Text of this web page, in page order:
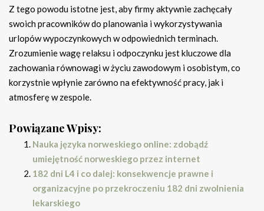
Z tego powodu istotne jest, aby firmy aktywnie zachęcały
swoich pracowników do planowania i wykorzystywania
urlopów wypoczynkowych w odpowiednich terminach.
Zrozumienie wagę relaksu i odpoczynku jest kluczowe dla
zachowania równowagi w życiu zawodowym i osobistym, co
korzystnie wpłynie zarówno na efektywność pracy, jak i
atmosferę w zespole.
Powiązane Wpisy:
Nauka języka norweskiego online: zdobądź
umiejętność norweskiego przez internet
182 dni L4 i co dalej: konsekwencje prawne i
organizacyjne po przekroczeniu 182 dni zwolnienia
lekarskiego